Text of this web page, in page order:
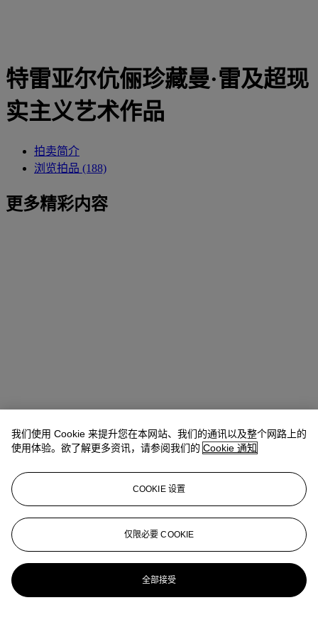
特雷亚尔伉俪珍藏曼·雷及超现
实主义艺术作品
拍卖简介
浏览拍品 (188)
更多精彩内容
我们使用 Cookie 来提升您在本网站、我们的通讯以及整个网路上的
使用体验。欲了解更多资讯，请参阅我们的 Cookie 通知
COOKIE 设置
仅限必要 COOKIE
全部接受